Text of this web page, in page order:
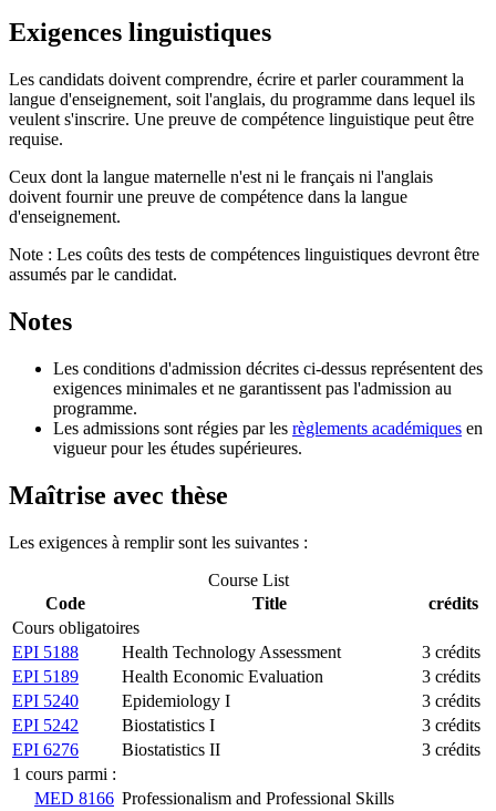
Exigences linguistiques
Les candidats doivent comprendre, écrire et parler couramment la
langue d'enseignement, soit l'anglais, du programme dans lequel ils
veulent s'inscrire. Une preuve de compétence linguistique peut être
requise.
Ceux dont la langue maternelle n'est ni le français ni l'anglais
doivent fournir une preuve de compétence dans la langue
d'enseignement.
Note : Les coûts des tests de compétences linguistiques devront être
assumés par le candidat.
Notes
Les conditions d'admission décrites ci-dessus représentent des
exigences minimales et ne garantissent pas l'admission au
programme.
Les admissions sont régies par les règlements académiques en
vigueur pour les études supérieures.
Maîtrise avec thèse
Les exigences à remplir sont les suivantes :
Course List
Code
Title
crédits
Cours obligatoires
EPI 5188
Health Technology Assessment
3 crédits
EPI 5189
Health Economic Evaluation
3 crédits
EPI 5240
Epidemiology I
3 crédits
EPI 5242
Biostatistics I
3 crédits
EPI 6276
Biostatistics II
3 crédits
1 cours parmi :
MED 8166 Professionalism and Professional Skills